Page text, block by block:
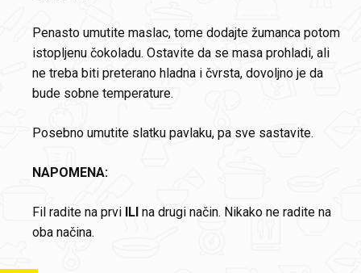
Penasto umutite maslac, tome dodajte žumanca potom
istopljenu čokoladu. Ostavite da se masa prohladi, ali
ne treba biti preterano hladna i čvrsta, dovoljno je da
bude sobne temperature.
Posebno umutite slatku pavlaku, pa sve sastavite.
NAPOMENA:
Fil radite na prvi ILI na drugi način. Nikako ne radite na
oba načina.